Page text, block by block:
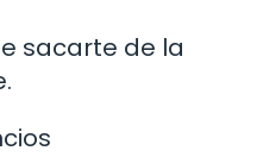
sacarte de la